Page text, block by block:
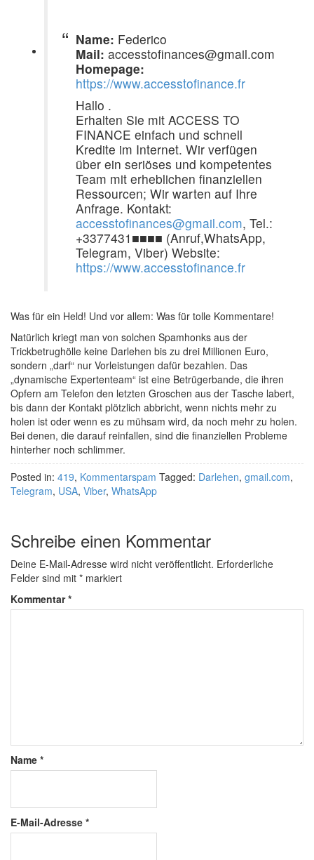
Name: Federico
Mail: accesstofinances@gmail.com
Homepage:
https://www.accesstofinance.fr
Hallo .
Erhalten Sie mit ACCESS TO
FINANCE einfach und schnell
Kredite im Internet. Wir verfügen
über ein seriöses und kompetentes
Team mit erheblichen finanziellen
Ressourcen; Wir warten auf Ihre
Anfrage. Kontakt:
accesstofinances@gmail.com, Tel.:
+3377431■■■■ (Anruf,WhatsApp,
Telegram, Viber) Website:
https://www.accesstofinance.fr
Was für ein Held! Und vor allem: Was für tolle Kommentare!
Natürlich kriegt man von solchen Spamhonks aus der
Trickbetrughölle keine Darlehen bis zu drei Millionen Euro,
sondern „darf“ nur Vorleistungen dafür bezahlen. Das
„dynamische Expertenteam“ ist eine Betrügerbande, die ihren
Opfern am Telefon den letzten Groschen aus der Tasche labert,
bis dann der Kontakt plötzlich abbricht, wenn nichts mehr zu
holen ist oder wenn es zu mühsam wird, da noch mehr zu holen.
Bei denen, die darauf reinfallen, sind die finanziellen Probleme
hinterher noch schlimmer.
Posted in: 419, Kommentarspam Tagged: Darlehen, gmail.com,
Telegram, USA, Viber, WhatsApp
Schreibe einen Kommentar
Deine E-Mail-Adresse wird nicht veröffentlicht. Erforderliche
Felder sind mit * markiert
Kommentar*
Name *
E-Mail-Adresse *